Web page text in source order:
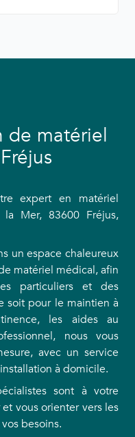
de matériel
expert en matériel
Mer, 83600 Fréjus,
un espace chaleureux
matériel médical, afin
particuliers et des
soit pour le maintien à
les aides au
nous vous
avec un service
à domicile.
sont à votre
vous orienter vers les
besoins.